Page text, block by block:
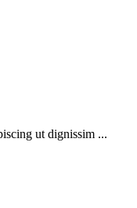
ut dignissim ...